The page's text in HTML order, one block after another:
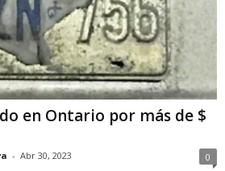
en Ontario por más de $
- Abr 30, 2023 0